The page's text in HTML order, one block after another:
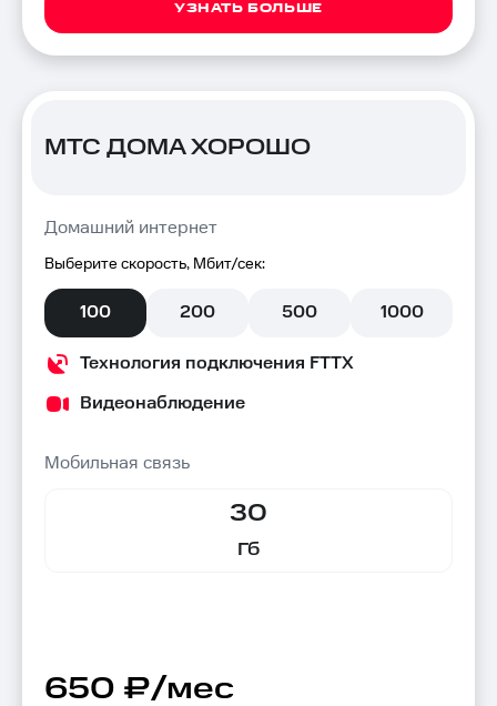
УЗНАТЬ БОЛЬШЕ
МТС ДОМА ХОРОШО
Домашний интернет
Выберите скорость, Мбит/сек:
100 200 500 1000
Технология подключения FTTX
Видеонаблюдение
Мобильная связь
30
Гб
650 ₽/мес